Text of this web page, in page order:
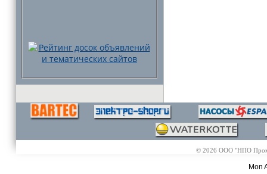
© 2026 ООО "НПО
Mon